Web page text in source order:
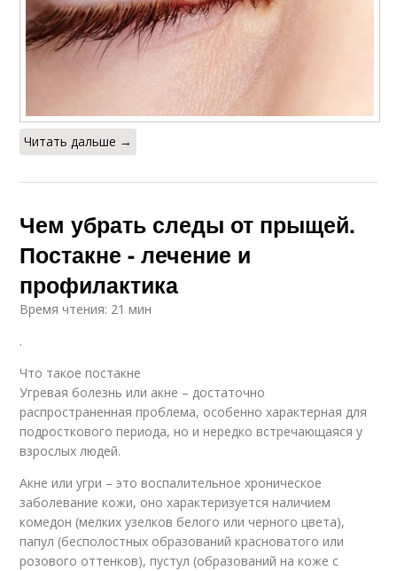
Читать дальше →
Чем убрать следы от прыщей.
Постакне - лечение и
профилактика
Время чтения: 21 мин
.
Что такое постакне
Угревая болезнь или акне – достаточно
распространенная проблема, особенно характерная для
подросткового периода, но и нередко встречающаяся у
взрослых людей.
Акне или угри – это воспалительное хроническое
заболевание кожи, оно характеризуется наличием
комедон (мелких узелков белого или черного цвета),
папул (бесполостных образований красноватого или
розового оттенков), пустул (образований на коже с